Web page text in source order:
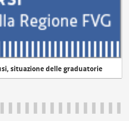
situazione delle graduatorie